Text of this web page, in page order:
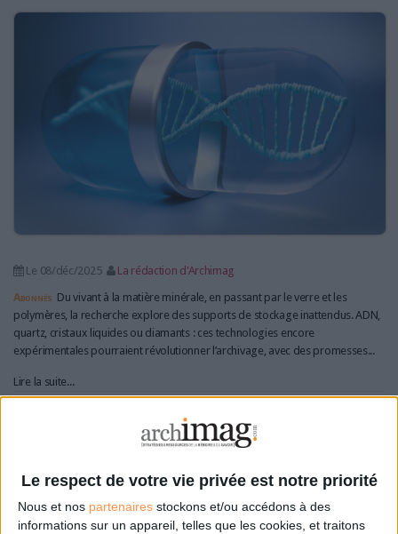
Le respect de votre vie privée est notre priorité
Nous et nos partenaires stockons et/ou accédons à des
informations sur un appareil, telles que les cookies, et traitons
Le 08/déc/2025
La rédaction d'Archimag
Abonnés Du vivant à la matière minérale, en passant par le verre et les
polymères, la recherche explore des supports de stockage inattendus. ADN,
quartz, cristaux liquides ou diamants : ces technologies encore
expérimentales pourraient révolutionner l’archivage, avec des promesses...
Lire la suite...
Comment assurer la protection de ses données afin